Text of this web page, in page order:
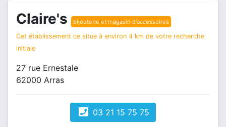
Claire's bijouterie et magasin d'accessoires
Cet établissement ce situe à environ 4 km de votre recherche
initiale
27 rue Ernestale
62000 Arras
03 21 15 75 75